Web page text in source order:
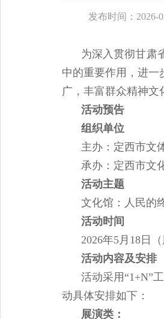
发布时间：2026-
为深入贯彻甘肃
中的重要作用，进
广，丰富群众精神
活动预告
组织单位
主办：定西市文
承办：定西市
活动主题
文化馆：人民的
活动时间
2026年5月18日
活动内容及安排
活动采用“1+N”
动具体安排如下：
展演类：